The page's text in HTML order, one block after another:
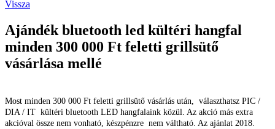
Vissza
Ajándék bluetooth led kültéri hangfal
minden 300 000 Ft feletti grillsütő
vásárlása mellé
Most minden 300 000 Ft feletti grillsütő vásárlás után, választhatsz PIC /
DIA / IT kültéri bluetooth LED hangfalaink közül. Az akció más extra
akcióval össze nem vonható, készpénzre nem váltható. Az ajánlat 2018.